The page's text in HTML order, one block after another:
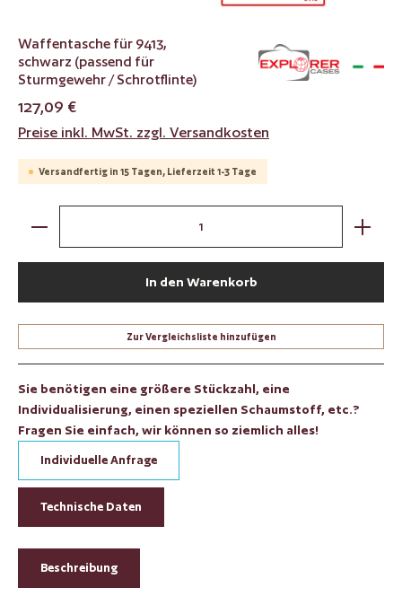
Waffentasche für 9413,
schwarz (passend für
Sturmgewehr / Schrotflinte)
127,09 €
Preise inkl. MwSt. zzgl. Versandkosten
Versandfertig in 15 Tagen, Lieferzeit 1-3 Tage
Produkt Anzahl: Gib den gewünschten Wert ein oder
In den Warenkorb
Zur Vergleichsliste hinzufügen
Sie benötigen eine größere Stückzahl, eine
Individualisierung, einen speziellen Schaumstoff, etc.?
Fragen Sie einfach, wir können so ziemlich alles!
Individuelle Anfrage
Technische Daten
Beschreibung